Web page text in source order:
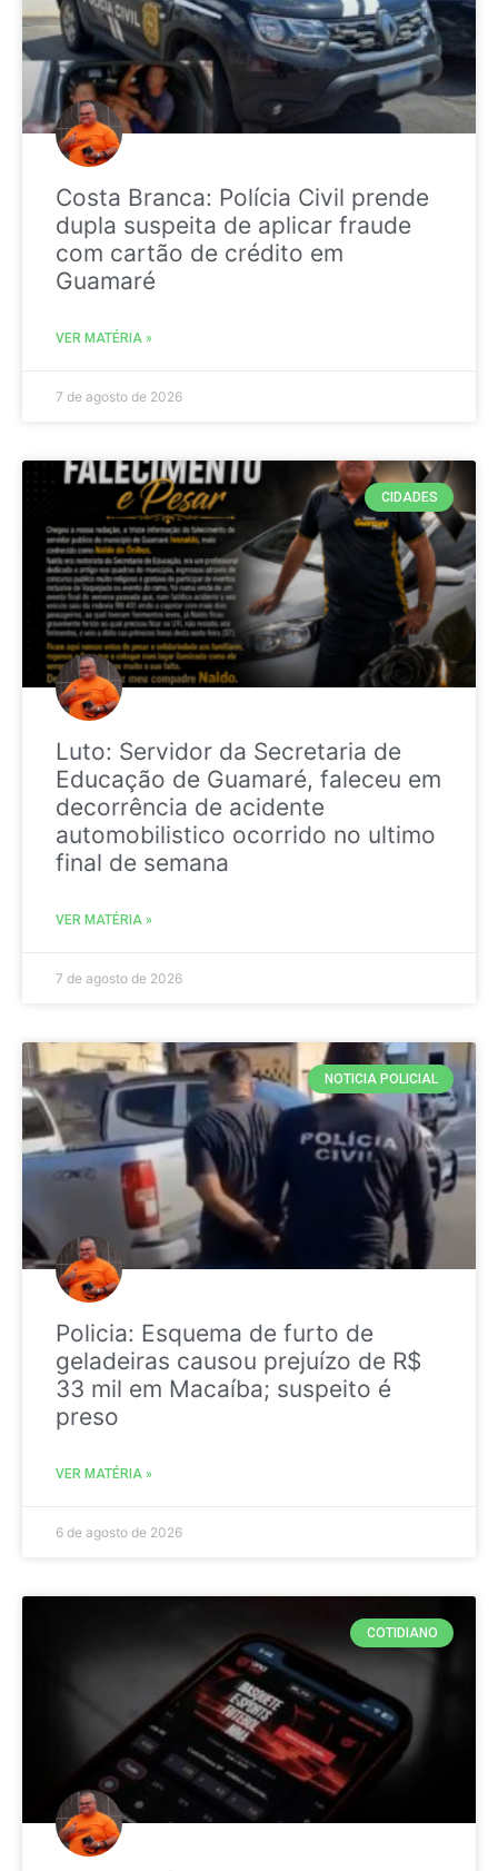
Costa Branca: Polícia Civil prende
dupla suspeita de aplicar fraude
com cartão de crédito em
Guamaré
VER MATÉRIA »
7 de agosto de 2026
CIDADES
Luto: Servidor da Secretaria de
Educação de Guamaré, faleceu em
decorrência de acidente
automobilistico ocorrido no ultimo
final de semana
VER MATÉRIA »
7 de agosto de 2026
NOTICIA POLICIAL
Policia: Esquema de furto de
geladeiras causou prejuízo de R$
33 mil em Macaíba; suspeito é
preso
VER MATÉRIA »
6 de agosto de 2026
COTIDIANO